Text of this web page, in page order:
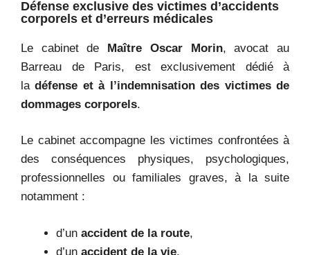
Défense exclusive des victimes d’accidents
corporels et d’erreurs médicales
Le cabinet de Maître Oscar Morin, avocat au
Barreau de Paris, est exclusivement dédié à
ladéfense et à l’indemnisation des victimes de
dommages corporels.
Le cabinet accompagne les victimes confrontées à
des conséquences physiques, psychologiques,
professionnelles ou familiales graves, à la suite
notamment :
d’un accident de la route,
d’un accident de la vie,